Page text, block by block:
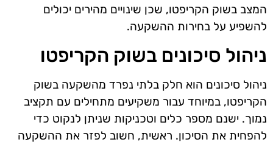
המצב בשוק הקריפטו, שכן שינויים מהירים יכולים
להשפיע על בחירות ההשקעה.
ניהול סיכונים בשוק הקריפטו
ניהול סיכונים הוא חלק בלתי נפרד מהשקעה בשוק
הקריפטו, במיוחד עבור משקיעים מתחילים עם תקציב
נמוך. ישנם מספר כלים וטכניקות שניתן לנקוט כדי
להפחית את הסיכון. ראשית, חשוב לפזר את ההשקעה